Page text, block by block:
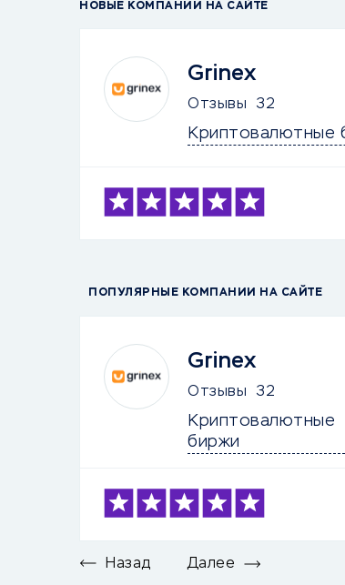
НОВЫЕ КОМПАНИИ НА САЙТЕ
Grinex
Отзывы 32
Криптовалютные
ПОПУЛЯРНЫЕ КОМПАНИИ НА САЙТЕ
Grinex
Отзывы 32
Криптовалютные
биржи
Назад Далее